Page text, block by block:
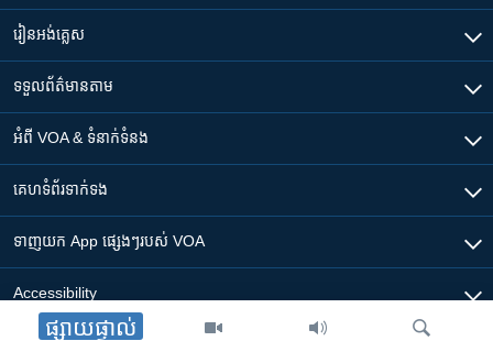
ផ្សាយផ្ទាល់
រៀន​​អង់គ្លេស
ទទួល​ព័ត៌មាន​តាម
អំពី​ VOA & ទំនាក់ទំនង
គេហទំព័រ​​ទាក់ទង
ទាញយក​ App ផ្សេងៗ​របស់​ VOA
Accessibility